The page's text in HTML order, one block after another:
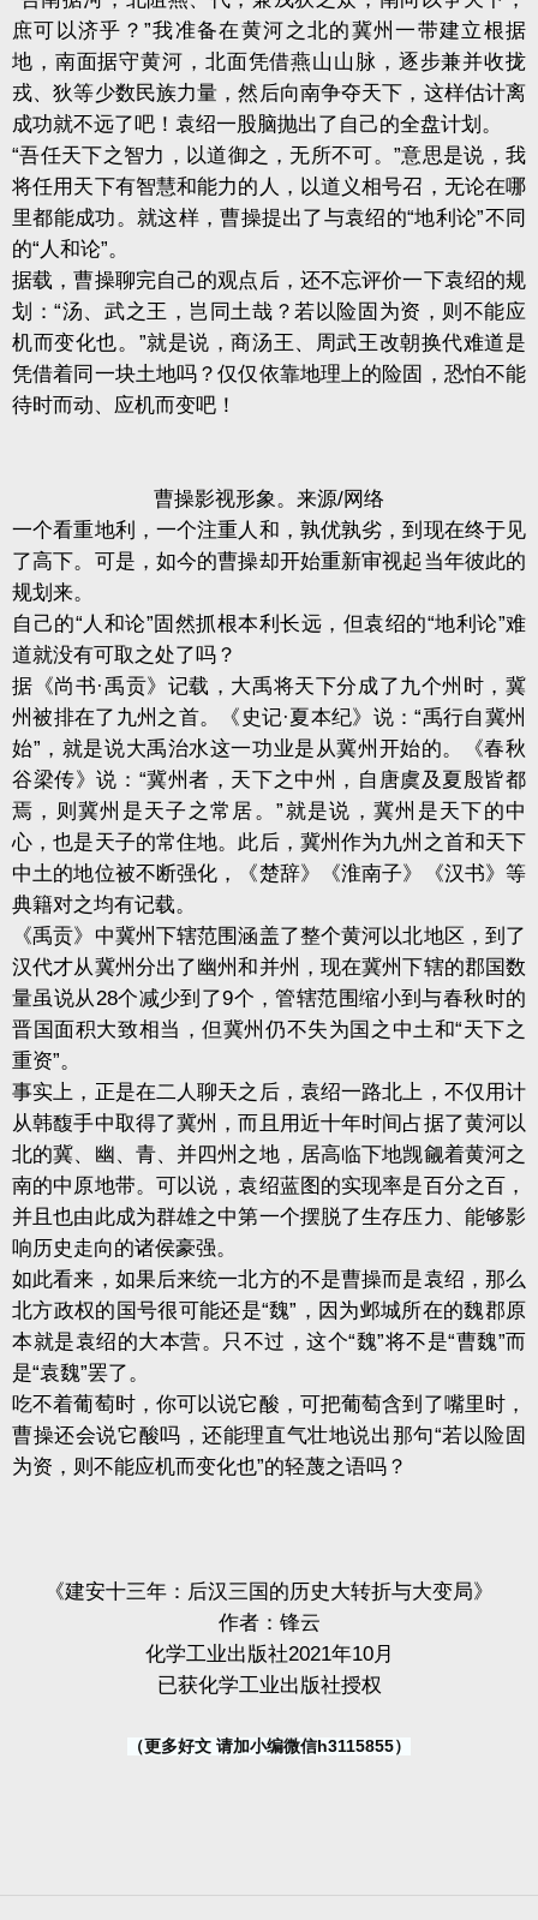
庶可以济乎？”我准备在黄河之北的冀州一带建立根据
地，南面据守黄河，北面凭借燕山山脉，逐步兼并收拢
戎、狄等少数民族力量，然后向南争夺天下，这样估计离
成功就不远了吧！袁绍一股脑抛出了自己的全盘计划。
“吾任天下之智力，以道御之，无所不可。”意思是说，我
将任用天下有智慧和能力的人，以道义相号召，无论在哪
里都能成功。就这样，曹操提出了与袁绍的“地利论”不同
的“人和论”。
据载，曹操聊完自己的观点后，还不忘评价一下袁绍的规
划：“汤、武之王，岂同土哉？若以险固为资，则不能应
机而变化也。”就是说，商汤王、周武王改朝换代难道是
凭借着同一块土地吗？仅仅依靠地理上的险固，恐怕不能
待时而动、应机而变吧！
曹操影视形象。来源/网络
一个看重地利，一个注重人和，孰优孰劣，到现在终于见
了高下。可是，如今的曹操却开始重新审视起当年彼此的
规划来。
自己的“人和论”固然抓根本利长远，但袁绍的“地利论”难
道就没有可取之处了吗？
据《尚书·禹贡》记载，大禹将天下分成了九个州时，冀
州被排在了九州之首。《史记·夏本纪》说：“禹行自冀州
始”，就是说大禹治水这一功业是从冀州开始的。《春秋
谷梁传》说：“冀州者，天下之中州，自唐虞及夏殷皆都
焉，则冀州是天子之常居。”就是说，冀州是天下的中
心，也是天子的常住地。此后，冀州作为九州之首和天下
中土的地位被不断强化，《楚辞》《淮南子》《汉书》等
典籍对之均有记载。
《禹贡》中冀州下辖范围涵盖了整个黄河以北地区，到了
汉代才从冀州分出了幽州和并州，现在冀州下辖的郡国数
量虽说从28个减少到了9个，管辖范围缩小到与春秋时的
晋国面积大致相当，但冀州仍不失为国之中土和“天下之
重资”。
事实上，正是在二人聊天之后，袁绍一路北上，不仅用计
从韩馥手中取得了冀州，而且用近十年时间占据了黄河以
北的冀、幽、青、并四州之地，居高临下地觊觎着黄河之
南的中原地带。可以说，袁绍蓝图的实现率是百分之百，
并且也由此成为群雄之中第一个摆脱了生存压力、能够影
响历史走向的诸侯豪强。
如此看来，如果后来统一北方的不是曹操而是袁绍，那么
北方政权的国号很可能还是“魏”，因为邺城所在的魏郡原
本就是袁绍的大本营。只不过，这个“魏”将不是“曹魏”而
是“袁魏”罢了。
吃不着葡萄时，你可以说它酸，可把葡萄含到了嘴里时，
曹操还会说它酸吗，还能理直气壮地说出那句“若以险固
为资，则不能应机而变化也”的轻蔑之语吗？
《建安十三年：后汉三国的历史大转折与大变局》
作者：锋云
化学工业出版社2021年10月
已获化学工业出版社授权
（更多好文 请加小编微信h3115855）